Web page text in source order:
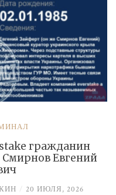
гражданин
Евгений
/ 20 ИЮЛЯ, 2026